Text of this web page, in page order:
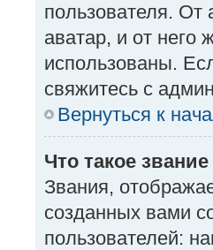
пользователя. От
аватар, и от него
использованы.
свяжитесь с
Вернуться к
Что такое
Звания,
созданных вами
пользователей: